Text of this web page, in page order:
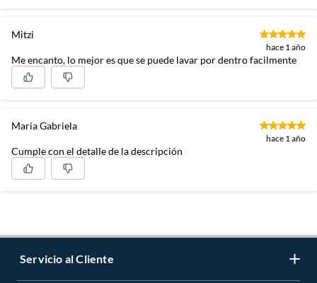
Mitzi
hace 1 año
Me encanto, lo mejor es que se puede lavar por dentro facilmente
Maria Gabriela
hace 1 año
Cumple con el detalle de la descripción
Servicio al Cliente